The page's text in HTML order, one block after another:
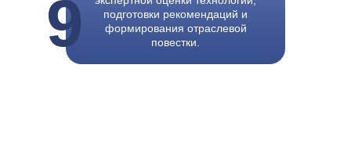
подготовки рекомендаций и
формирования отраслевой
повестки.
9
приоритетные
направления развития
строительных
технологий.